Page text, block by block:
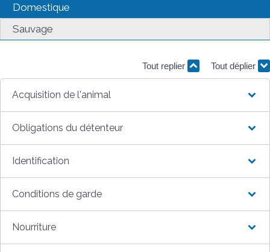
Domestique
Sauvage
Tout replier Tout déplier
Acquisition de l'animal
Obligations du détenteur
Identification
Conditions de garde
Nourriture